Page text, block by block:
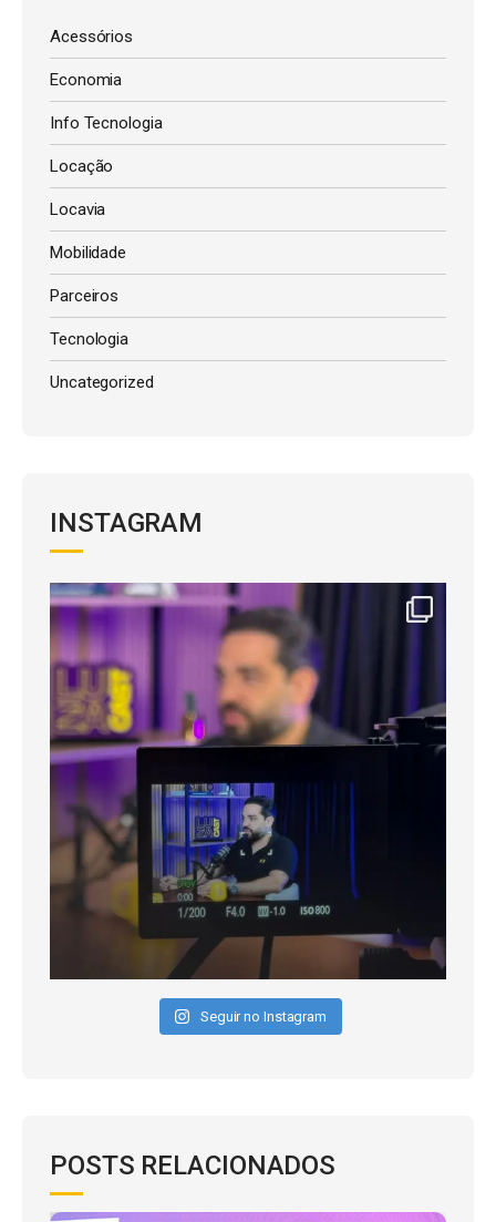
Acessórios
Economia
Info Tecnologia
Locação
Locavia
Mobilidade
Parceiros
Tecnologia
Uncategorized
INSTAGRAM
Seguir no Instagram
POSTS RELACIONADOS